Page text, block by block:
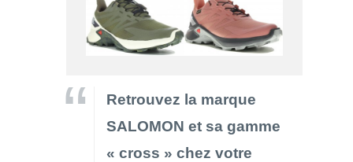
Retrouvez la marque
SALOMON et sa gamme
« cross » chez votre